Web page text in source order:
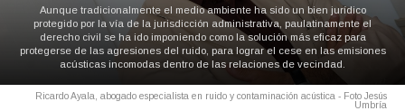
Aunque tradicionalmente el medio ambiente ha sido un bien jurídico
protegido por la vía de la jurisdicción administrativa, paulatinamente el
derecho civil se ha ido imponiendo como la solución más eficaz para
protegerse de las agresiones del ruido, para lograr el cese en las emisiones
acústicas incomodas dentro de las relaciones de vecindad.
Ricardo Ayala, abogado especialista en ruido y contaminación acústica - Foto Jesús
Umbría